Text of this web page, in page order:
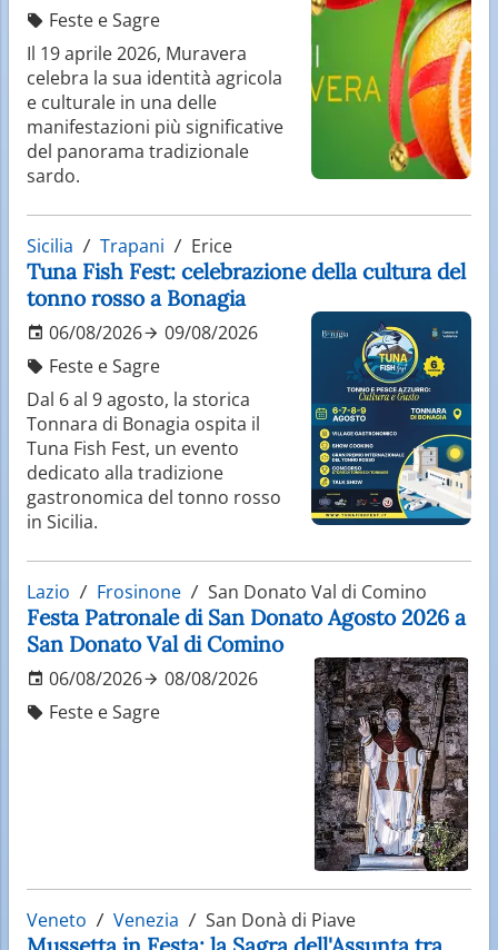
Feste e Sagre
Il 19 aprile 2026, Muravera
celebra la sua identità agricola
e culturale in una delle
manifestazioni più significative
del panorama tradizionale
sardo.
Sicilia Trapani Erice
Tuna Fish Fest: celebrazione della cultura del
tonno rosso a Bonagia
06/08/2026
09/08/2026
Feste e Sagre
Dal 6 al 9 agosto, la storica
Tonnara di Bonagia ospita il
Tuna Fish Fest, un evento
dedicato alla tradizione
gastronomica del tonno rosso
in Sicilia.
Lazio Frosinone San Donato Val di Comino
Festa Patronale di San Donato Agosto 2026 a
San Donato Val di Comino
06/08/2026
08/08/2026
Feste e Sagre
Veneto Venezia San Donà di Piave